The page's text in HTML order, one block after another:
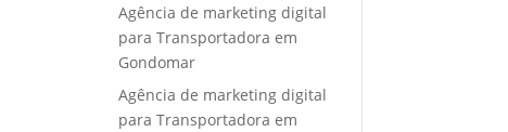
Agência de marketing digital
para Transportadora em
Gondomar
Agência de marketing digital
para Transportadora em